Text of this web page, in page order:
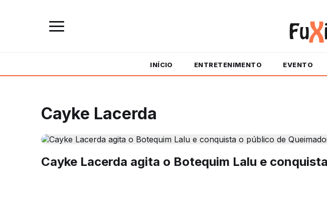
INÍCIO ENTRETENIMENTO EVENTO
Cayke Lacerda
Cayke Lacerda agita o Botequim Lalu e